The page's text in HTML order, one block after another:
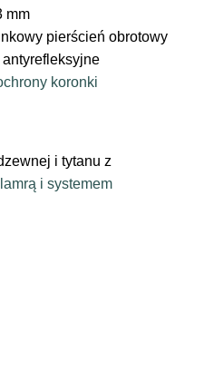
mm
pierścień obrotowy
koronki
i tytanu z
i systemem